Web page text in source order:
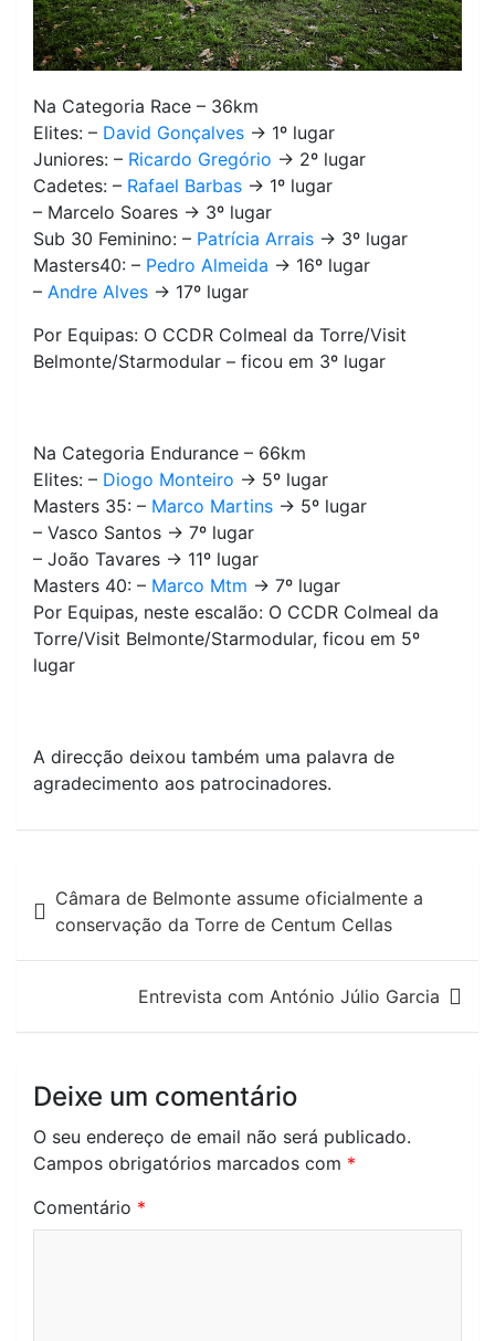
Na Categoria Race – 36km
Elites: – David Gonçalves -> 1º lugar
Juniores: – Ricardo Gregório -> 2º lugar
Cadetes: – Rafael Barbas -> 1º lugar
– Marcelo Soares -> 3º lugar
Sub 30 Feminino: – Patrícia Arrais -> 3º lugar
Masters40: – Pedro Almeida -> 16º lugar
– Andre Alves -> 17º lugar
Por Equipas: O CCDR Colmeal da Torre/Visit
Belmonte/Starmodular – ficou em 3º lugar
Na Categoria Endurance – 66km
Elites: – Diogo Monteiro -> 5º lugar
Masters 35: – Marco Martins -> 5º lugar
– Vasco Santos -> 7º lugar
– João Tavares -> 11º lugar
Masters 40: – Marco Mtm -> 7º lugar
Por Equipas, neste escalão: O CCDR Colmeal da
Torre/Visit Belmonte/Starmodular, ficou em 5º
lugar
A direcção deixou também uma palavra de
agradecimento aos patrocinadores.
Navegação
de
artigos
Câmara de Belmonte assume oficialmente a
conservação da Torre de Centum Cellas
Entrevista com António Júlio Garcia
Deixe um comentário
O seu endereço de email não será publicado.
Campos obrigatórios marcados com *
Comentário *